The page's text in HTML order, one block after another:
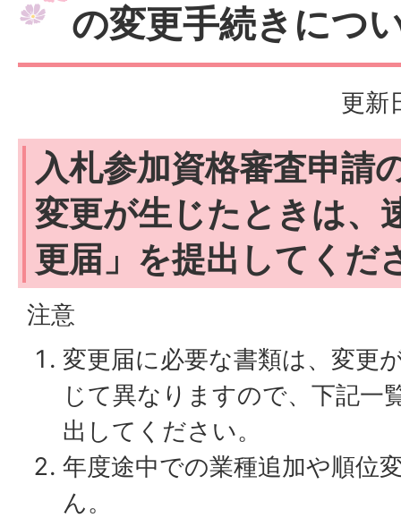
の変更手続きにつ
更新
入札参加資格審査申請
変更が生じたときは、
更届」を提出してくだ
注意
変更届に必要な書類は、変更
じて異なりますので、下記一
出してください。
年度途中での業種追加や順位
ん。